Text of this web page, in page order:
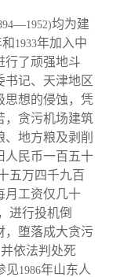
—1952)均为建
1933年加入中
行了顽强地斗
书记、天津地区
思想的侵蚀，凭
，贪污机场建筑
地方粮及剥削
人民币一百五十
五万四千九百
月工资仅几十
进行投机倒
，堕落成大贪污
依法判处死
见1986年山东人